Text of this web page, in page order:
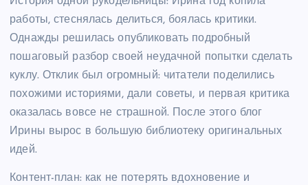
работы, стеснялась делиться, боялась критики.
Однажды решилась опубликовать подробный
пошаговый разбор своей неудачной попытки сделать
куклу. Отклик был огромный: читатели поделились
похожими историями, дали советы, и первая критика
оказалась вовсе не страшной. После этого блог
Ирины вырос в большую библиотеку оригинальных
идей.
Контент-план: как не потерять вдохновение и